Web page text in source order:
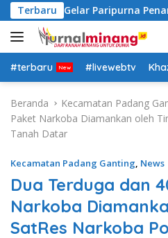
a
g
u
Terbaru
Datar Gelar Paripurna
#terbaru #livewebtv
Beranda Kecamatan Padang
Paket Narkoba Diamankan oleh
Tanah Datar
Kecamatan Padang Ganting, News
Dua Terduga dan
Narkoba
SatRes Narkoba